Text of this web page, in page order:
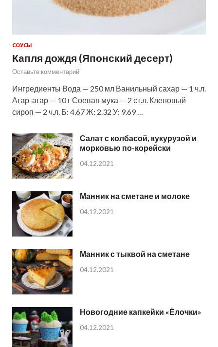
СОУСЫ
Капля дождя (Японский десерт)
Оставьте комментарий
Ингредиенты Вода — 250 мл Ванильный сахар — 1 ч.л.
Агар-агар — 10 г Соевая мука — 2 ст.л. Кленовый
сироп — 2 ч.л. Б: 4.67 Ж: 2.32 У: 9.69 …
Салат с колбасой, кукурузой и
морковью по-корейски
04.12.2021
Манник на сметане и молоке
04.12.2021
Манник с тыквой на сметане
04.12.2021
Новогодние капкейки «Ёлочки»
04.12.2021